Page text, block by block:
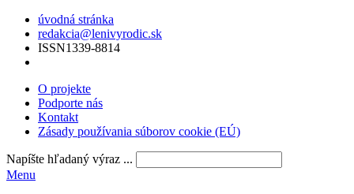
úvodná stránka
redakcia@lenivyrodic.sk
ISSN1339-8814
O projekte
Podporte nás
Kontakt
Zásady používania súborov cookie (EÚ)
Napíšte hľadaný výraz ...
Menu